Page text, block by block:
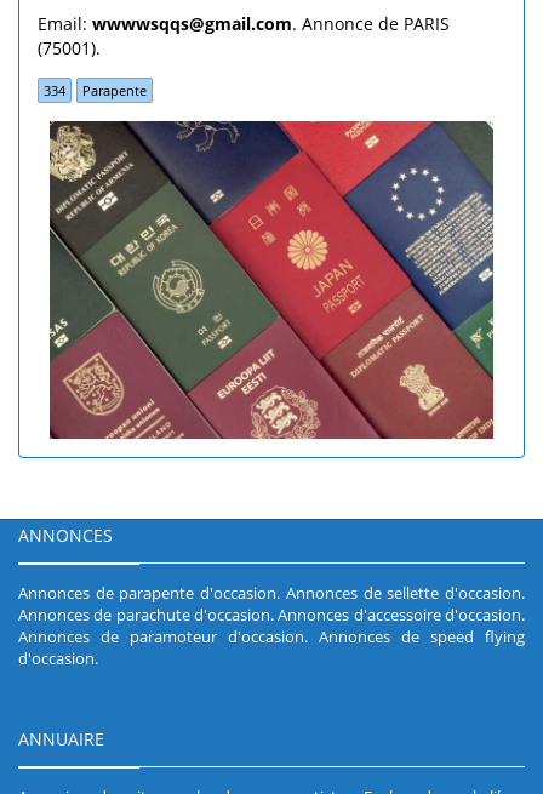
Email: wwwwsqqs@gmail.com. Annonce de PARIS
(75001).
334 Parapente
ANNONCES
Annonces de parapente d'occasion. Annonces de sellette d'occasion.
Annonces de parachute d'occasion.Annonces d'accessoire d'occasion.
Annonces de paramoteur d'occasion. Annonces de speed flying
d'occasion.
ANNUAIRE